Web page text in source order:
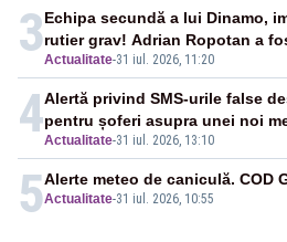
3Actualitate-31 iul. 2026, 11:20
Echipa secundă a lui Dinamo,
rutier grav! Adrian Ropotan a
4Actualitate-31 iul. 2026, 13:10
Alertă privind SMS-urile false
pentru șoferi asupra unei noi
5Actualitate-31 iul. 2026, 10:55
Alerte meteo de caniculă. COD